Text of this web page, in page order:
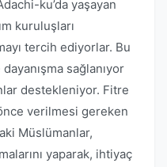
ku’da yaşayan
kuruluşları
tercih ediyorlar. Bu
sağlanıyor
destekleniyor. Fitre
verilmesi gereken
Müslümanlar,
yaparak, ihtiyaç